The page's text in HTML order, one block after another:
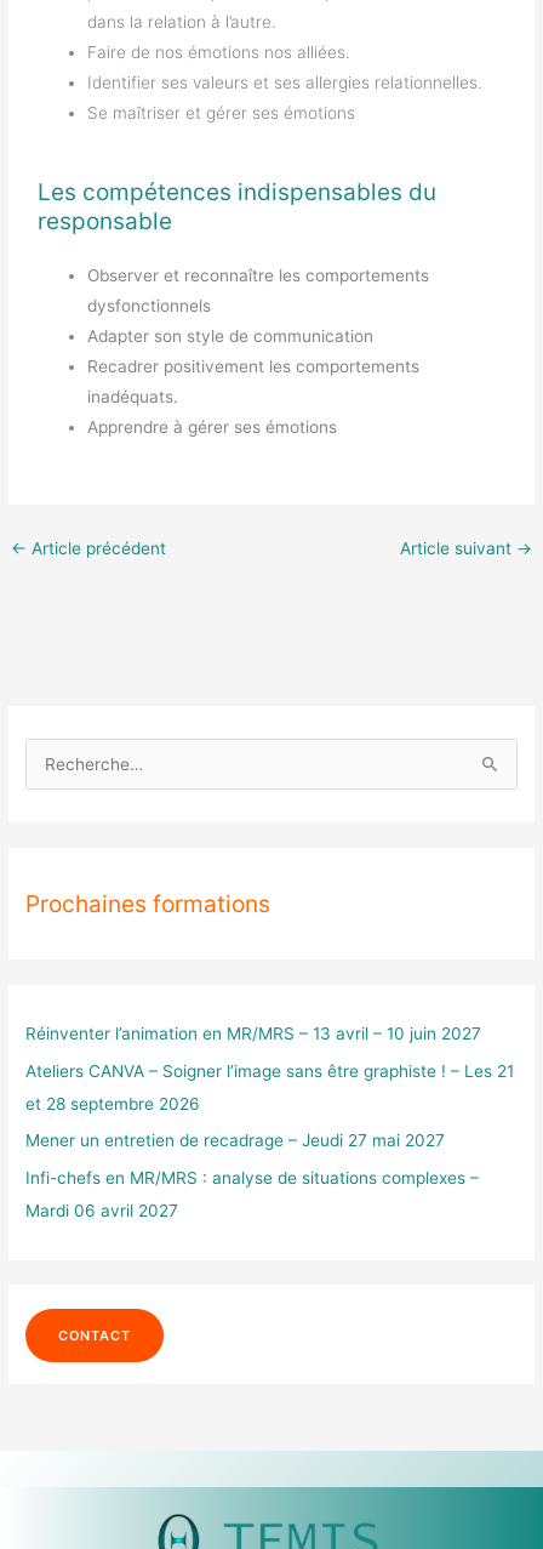
dans la relation à l’autre.
Faire de nos émotions nos alliées.
Identifier ses valeurs et ses allergies relationnelles.
Se maîtriser et gérer ses émotions
Les compétences indispensables du
responsable
Observer et reconnaître les comportements
dysfonctionnels
Adapter son style de communication
Recadrer positivement les comportements
inadéquats.
Apprendre à gérer ses émotions
← Article précédent Article suivant →
e
e
r
Prochaines formations
Réinventer l’animation en MR/MRS – 13 avril – 10 juin 2027
Ateliers CANVA – Soigner l’image sans être graphiste ! – Les 21
et 28 septembre 2026
Mener un entretien de recadrage – Jeudi 27 mai 2027
Infi-chefs en MR/MRS : analyse de situations complexes –
Mardi 06 avril 2027
CONTACT